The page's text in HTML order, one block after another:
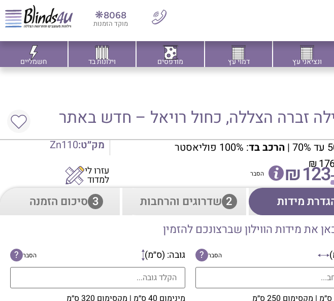
8068❋
מוקד הזמנות
ונציאני עץ דמוי עץ מודפסים וילונות בד חשמליים
זברה הצללה, כחול רויאל – חדש באתר
הרכב בד: 100% פוליאסטר מק״ט:Zn110
₪
₪123 הסבר עזרו לי
למדוד
מידות 2 שדרוגים והרחבות 3 סיכום הזמנה
את מידות הווילון שברצונכם להזמין
הסבר ? גובה: (ס״מ) הסבר ?